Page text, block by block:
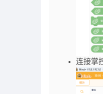
连接掌